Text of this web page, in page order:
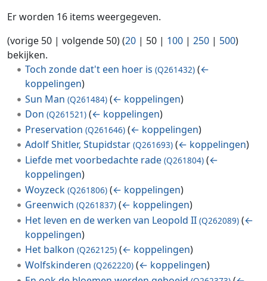
Er worden 16 items weergegeven.
(vorige 50 | volgende 50) (20 | 50 | 100 | 250 | 500)
bekijken.
Toch zonde dat't een hoer is (Q261432) (←
koppelingen)
Sun Man (Q261484) (← koppelingen)
Don (Q261521) (← koppelingen)
Preservation (Q261646) (← koppelingen)
Adolf Shitler, Stupidstar (Q261693) (← koppelingen)
Liefde met voorbedachte rade (Q261804) (←
koppelingen)
Woyzeck (Q261806) (← koppelingen)
Greenwich (Q261837) (← koppelingen)
Het leven en de werken van Leopold II (Q262089) (←
koppelingen)
Het balkon (Q262125) (← koppelingen)
Wolfskinderen (Q262220) (← koppelingen)